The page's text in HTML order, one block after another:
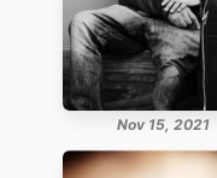
Nov 15, 2021